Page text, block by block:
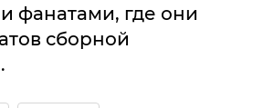
фанатами, где они
сборной